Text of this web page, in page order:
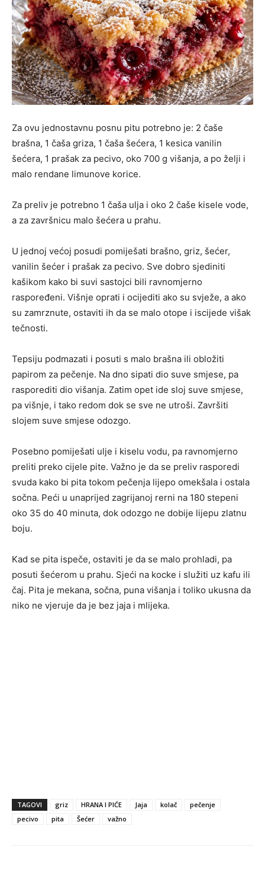
Za ovu jednostavnu posnu pitu potrebno je: 2 čaše
brašna, 1 čaša griza, 1 čaša šećera, 1 kesica vanilin
šećera, 1 prašak za pecivo, oko 700 g višanja, a po želji i
malo rendane limunove korice.
Za preliv je potrebno 1 čaša ulja i oko 2 čaše kisele vode,
a za završnicu malo šećera u prahu.
U jednoj većoj posudi pomiješati brašno, griz, šećer,
vanilin šećer i prašak za pecivo. Sve dobro sjediniti
kašikom kako bi suvi sastojci bili ravnomjerno
raspoređeni. Višnje oprati i ocijediti ako su svježe, a ako
su zamrznute, ostaviti ih da se malo otope i iscijede višak
tečnosti.
Tepsiju podmazati i posuti s malo brašna ili obložiti
papirom za pečenje. Na dno sipati dio suve smjese, pa
rasporediti dio višanja. Zatim opet ide sloj suve smjese,
pa višnje, i tako redom dok se sve ne utroši. Završiti
slojem suve smjese odozgo.
Posebno pomiješati ulje i kiselu vodu, pa ravnomjerno
preliti preko cijele pite. Važno je da se preliv rasporedi
svuda kako bi pita tokom pečenja lijepo omekšala i ostala
sočna. Peći u unaprijed zagrijanoj rerni na 180 stepeni
oko 35 do 40 minuta, dok odozgo ne dobije lijepu zlatnu
boju.
Kad se pita ispeče, ostaviti je da se malo prohladi, pa
posuti šećerom u prahu. Sjeći na kocke i služiti uz kafu ili
čaj. Pita je mekana, sočna, puna višanja i toliko ukusna da
niko ne vjeruje da je bez jaja i mlijeka.
TAGOVI griz HRANA I PIĆE Jaja kolač
pečenje
pecivo
pita Šećer važno